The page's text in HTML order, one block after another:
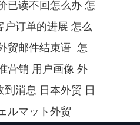
已读不回怎么办 怎
户订单的进展 怎么
贸邮件结束语  怎
营销 用户画像 外
到消息 日本外贸 日
ルマット外贸